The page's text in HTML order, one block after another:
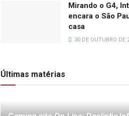
Mirando o G4,
encara o São
casa
30 DE OUTUBRO DE
Últimas matérias